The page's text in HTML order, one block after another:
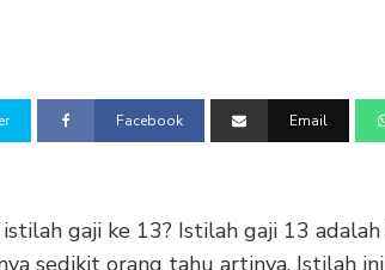
Facebook Email
gaji ke 13? Istilah gaji 13 adalah
sedikit orang tahu artinya. Istilah ini